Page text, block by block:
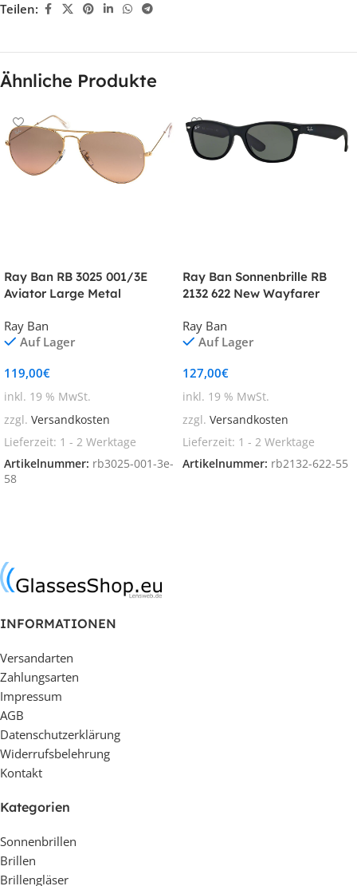
Teilen:
Ähnliche Produkte
Ray Ban RB 3025 001/3E
Aviator Large Metal
Ray Ban
Auf Lager
119,00€
inkl. 19 % MwSt.
zzgl. Versandkosten
Lieferzeit: 1 - 2 Werktage
Artikelnummer: rb3025-001-3e-
58
Ray Ban Sonnenbrille RB
2132 622 New Wayfarer
Ray Ban
Auf Lager
127,00€
inkl. 19 % MwSt.
zzgl. Versandkosten
Lieferzeit: 1 - 2 Werktage
Artikelnummer: rb2132-622-55
INFORMATIONEN
Versandarten
Zahlungsarten
Impressum
AGB
Datenschutzerklärung
Widerrufsbelehrung
Kontakt
Kategorien
Sonnenbrillen
Brillen
Brillengläser